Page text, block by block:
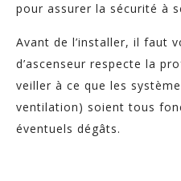
pour assurer la sécurité à
Avant de l’installer, il faut
d’ascenseur respecte la
veiller à ce que les
ventilation) soient tous
éventuels dégâts.